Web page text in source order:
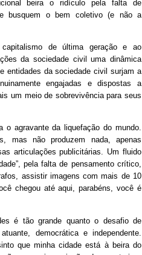
beira o ridículo pela falta de
busquem o bem coletivo (e não a
de última geração e ao
da sociedade civil uma dinâmica
entidades da sociedade civil surjam a
engajadas e dispostas a
um meio de sobrevivência para seus
o agravante da liquefação do mundo.
mas não produzem nada, apenas
articulações publicitárias. Um fluido
pela falta de pensamento crítico,
assistir imagens com mais de 10
chegou até aqui, parabéns, você é
é tão grande quanto o desafio de
democrática e independente.
que minha cidade está à beira do